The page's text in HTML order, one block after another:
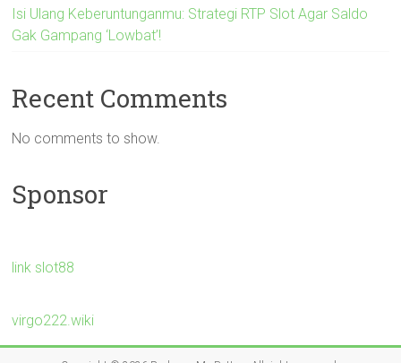
Isi Ulang Keberuntunganmu: Strategi RTP Slot Agar Saldo
Gak Gampang ‘Lowbat’!
Recent Comments
No comments to show.
Sponsor
link slot88
virgo222.wiki